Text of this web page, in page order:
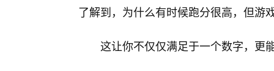
了解到，为什么有时候跑分很高，但游
这让你不仅仅满足于一个数字，更